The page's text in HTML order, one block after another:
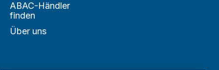
ABAC-Händler
finden
Über uns